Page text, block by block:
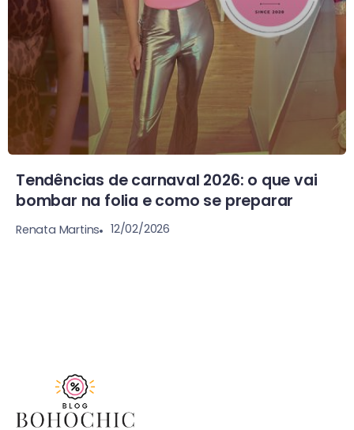
Tendências de carnaval 2026: o que vai
bombar na folia e como se preparar
Renata Martins 12/02/2026